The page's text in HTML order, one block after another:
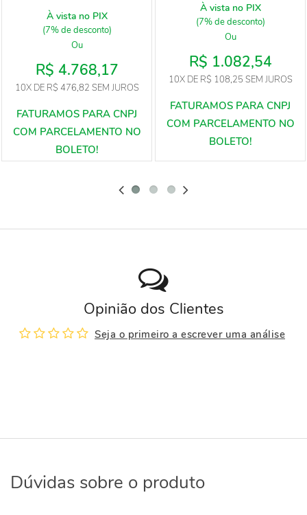
À vista no PIX
(7% de desconto)
Ou
R$ 4.768,17
10XDE R$ 476,82 SEM JUROS
À vista no PIX
(7% de desconto)
Ou
R$ 1.082,54
10XDE R$ 108,25 SEM JUROS
Opinião dos Clientes
Seja o primeiro a escrever uma análise
Dúvidas sobre o produto